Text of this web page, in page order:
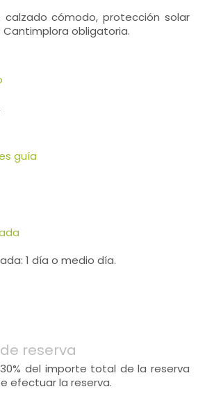
calzado cómodo, protección solar
obligatoria.
guía
1 día o medio día.
reserva
del importe total de la reserva
efectuar la reserva.